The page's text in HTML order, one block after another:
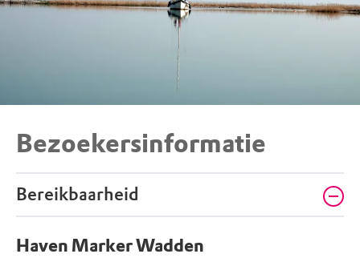
Bezoekersinformatie
Bereikbaarheid
Haven Marker Wadden